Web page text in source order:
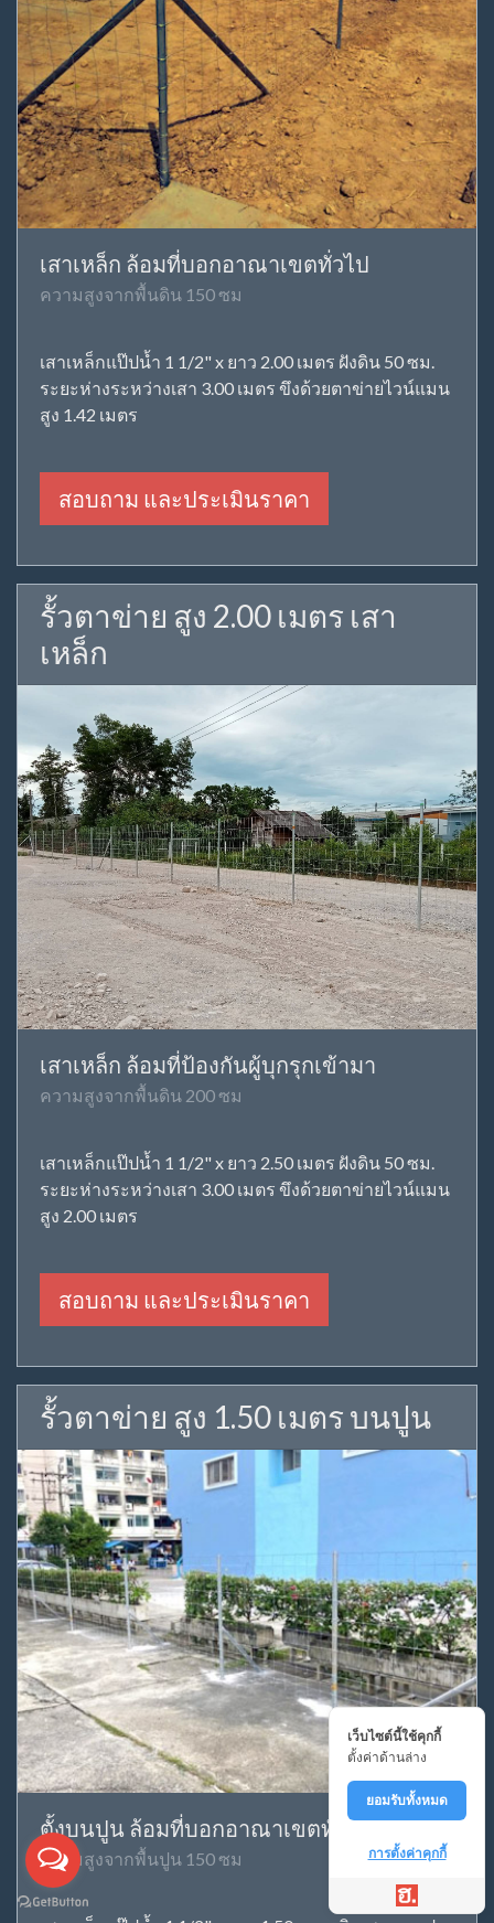
เสาเหล็ก ล้อมที่บอกอาณาเขตทั่วไป
ความสูงจากพื้นดิน 150 ซม
เสาเหล็กแป๊ปน้ำ 1 1/2" x ยาว 2.00 เมตร ฝังดิน 50 ซม.
ระยะห่างระหว่างเสา 3.00 เมตร ขึงด้วยตาข่ายไวน์แมน
สูง 1.42 เมตร
สอบถาม และประเมินราคา
รั้วตาข่าย สูง 2.00 เมตร เสา
เหล็ก
เสาเหล็ก ล้อมที่ป้องกันผู้บุกรุกเข้ามา
ความสูงจากพื้นดิน 200 ซม
เสาเหล็กแป๊ปน้ำ 1 1/2" x ยาว 2.50 เมตร ฝังดิน 50 ซม.
ระยะห่างระหว่างเสา 3.00 เมตร ขึงด้วยตาข่ายไวน์แมน
สูง 2.00 เมตร
สอบถาม และประเมินราคา
รั้วตาข่าย สูง 1.50 เมตร บนปูน
ตั้งบนปูน ล้อมที่บอกอาณาเขตทั่วไป
ความสูงจากพื้นปูน 150 ซม
เว็บไซต์นี้ใช้คุกกี้
ตั้งค่าด้านล่าง
ยอมรับทั้งหมด
การตั้งค่าคุกกี้